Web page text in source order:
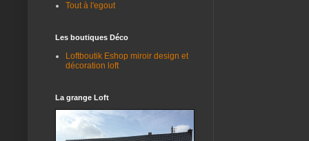
Tout à l'egout
Les boutiques Déco
Loftboutik Eshop miroir design et
décoration loft
La grange Loft